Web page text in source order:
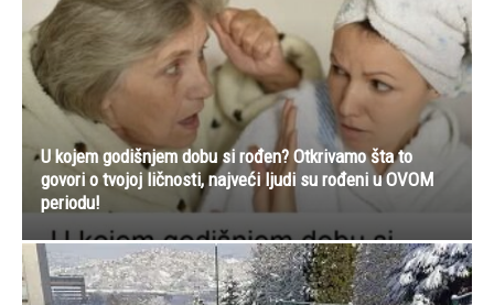
U kojem godišnjem dobu si rođen? Otkrivamo šta to
govori o tvojoj ličnosti, najveći ljudi su rođeni u OVOM
periodu!